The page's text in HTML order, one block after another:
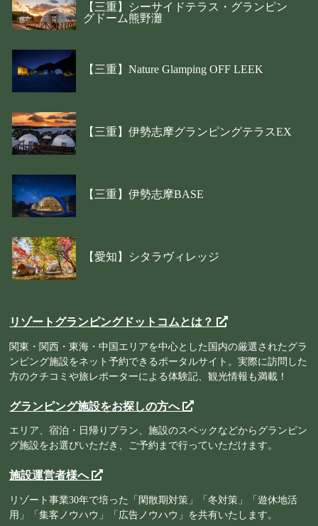
【三重】シーサイドテラス・グランピン
グドーム熊野灘
【三重】Nature Glamping OFF LEEK
【三重】伊勢志摩グランピングテラスEX
【三重】伊勢志摩BASE
【愛知】シタラヴィレッジ
リゾートグランピングドットコムとは？
関東・関西・東海・中国エリアを中心とした国内の厳選されたグラ
ンピング施設をネット予約できるポータルサイト。実際に訪問した
方のクチコミや旅レポーターによる体験記、観光情報も満載！
グランピング施設をお探しの方へ
エリア、宿泊・日帰りプラン、施設のスペックなどからグランピン
グ施設をお選びいただき、ご予約まで行っていただけます。
施設運営者様へ
リゾート事業30年で培った「閑散期対策」「冬対策」「遊休地活
用」「集客ノウハウ」「広告ノウハウ」を共有いたします。